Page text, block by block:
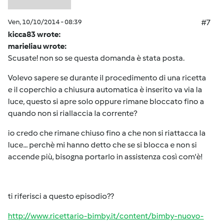
Ven, 10/10/2014 - 08:39
#7
kicca83 wrote:
marieliau wrote:
Scusate! non so se questa domanda è stata posta.
Volevo sapere se durante il procedimento di una ricetta
e il coperchio a chiusura automatica è inserito va via la
luce, questo si apre solo oppure rimane bloccato fino a
quando non si riallaccia la corrente?
io credo che rimane chiuso fino a che non si riattacca la
luce... perchè mi hanno detto che se si blocca e non si
accende più, bisogna portarlo in assistenza così com'è!
ti riferisci a questo episodio??
http://www.ricettario-bimby.it/content/bimby-nuovo-